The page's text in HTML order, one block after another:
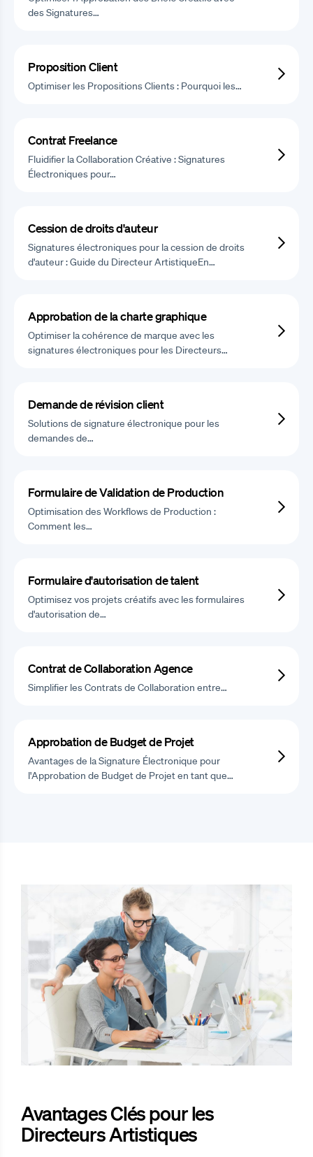
des Signatures…
Proposition Client
Optimiser les Propositions Clients : Pourquoi les…
Contrat Freelance
Fluidifier la Collaboration Créative : Signatures
Électroniques pour…
Cession de droits d'auteur
Signatures électroniques pour la cession de droits
d'auteur : Guide du Directeur ArtistiqueEn…
Approbation de la charte graphique
Optimiser la cohérence de marque avec les
signatures électroniques pour les Directeurs…
Demande de révision client
Solutions de signature électronique pour les
demandes de…
Formulaire de Validation de Production
Optimisation des Workflows de Production :
Comment les…
Formulaire d'autorisation de talent
Optimisez vos projets créatifs avec les formulaires
d'autorisation de…
Contrat de Collaboration Agence
Simplifier les Contrats de Collaboration entre…
Approbation de Budget de Projet
Avantages de la Signature Électronique pour
l'Approbation de Budget de Projet en tant que…
Avantages Clés pour les
Directeurs Artistiques